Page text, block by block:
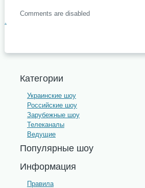
Comments are disabled
.
Категории
Украинские шоу
Российские шоу
Зарубежные шоу
Телеканалы
Ведущие
Популярные шоу
Информация
Правила